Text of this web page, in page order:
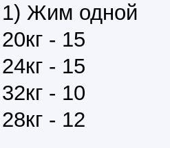
1) Жим одной
20кг - 15
24кг - 15
32кг - 10
28кг - 12